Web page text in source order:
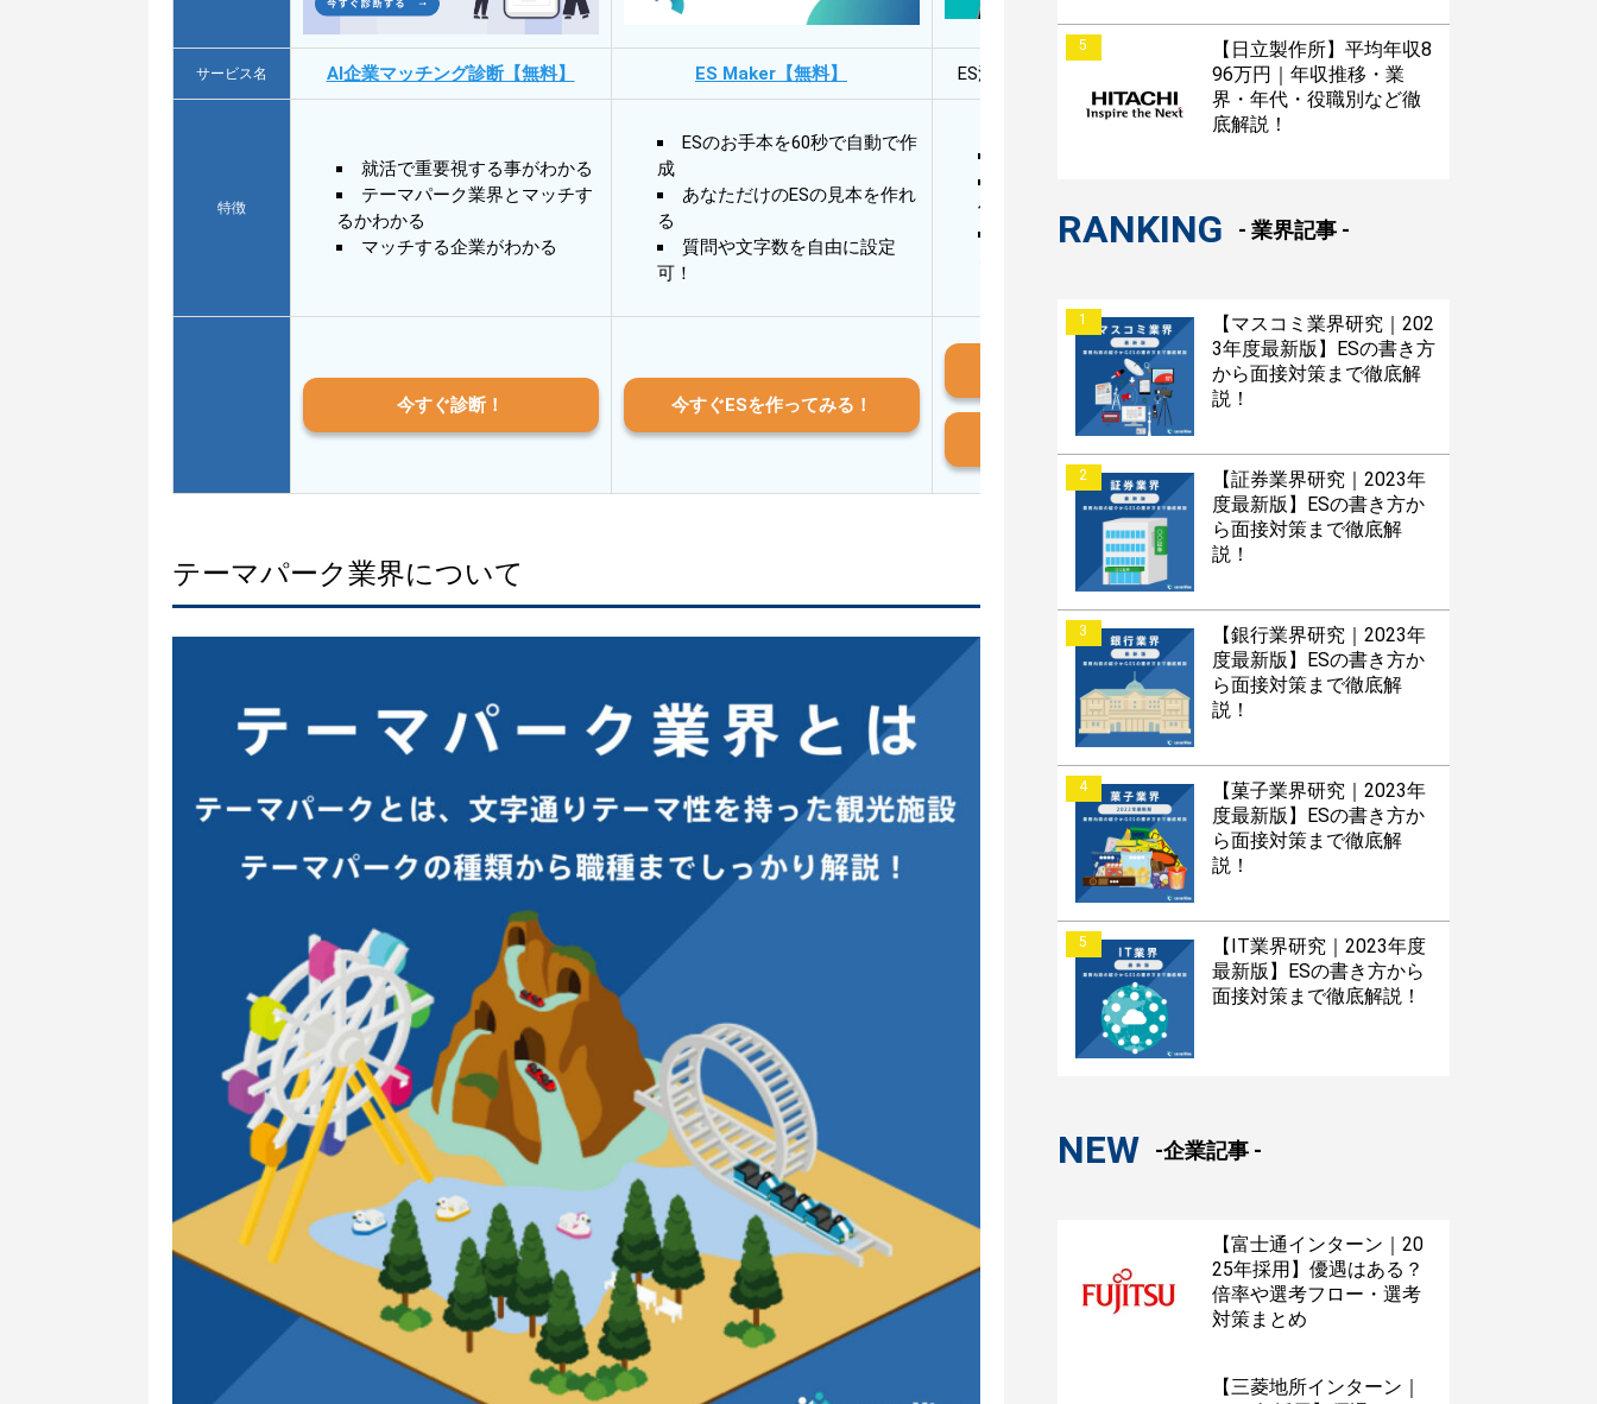
サービス名 AI企業マッチング診断【無料】 ES Maker【無料】 ES添削・面接対策アプリ【無料】
特徴
就活で重要視する事がわかる
テーマパーク業界とマッチす
るかわかる
マッチする企業がわかる
ESのお手本を60秒で自動で作
成
あなただけのESの見本を作れ
る
質問や文字数を自由に設定
可！
作成
AIと対話して面接練習ができ
今すぐ診断！ 今すぐESを作ってみる！
iOS版はこちら
Android版はこちら
テーマパーク業界について
5
【日立製作所】平均年収8
96万円｜年収推移・業
界・年代・役職別など徹
底解説！
RANKING - 業界記事 -
1
【マスコミ業界研究｜202
3年度最新版】ESの書き方
から面接対策まで徹底解
説！
2
【証券業界研究｜2023年
度最新版】ESの書き方か
ら面接対策まで徹底解
説！
3
【銀行業界研究｜2023年
度最新版】ESの書き方か
ら面接対策まで徹底解
説！
4
【菓子業界研究｜2023年
度最新版】ESの書き方か
ら面接対策まで徹底解
説！
5
【IT業界研究｜2023年度
最新版】ESの書き方から
面接対策まで徹底解説！
NEW -企業記事 -
【富士通インターン｜20
25年採用】優遇はある？
倍率や選考フロー・選考
対策まとめ
【三菱地所インターン｜